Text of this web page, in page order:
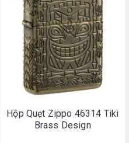
Hộp Quẹt Zippo 46314 Tiki
Brass Design